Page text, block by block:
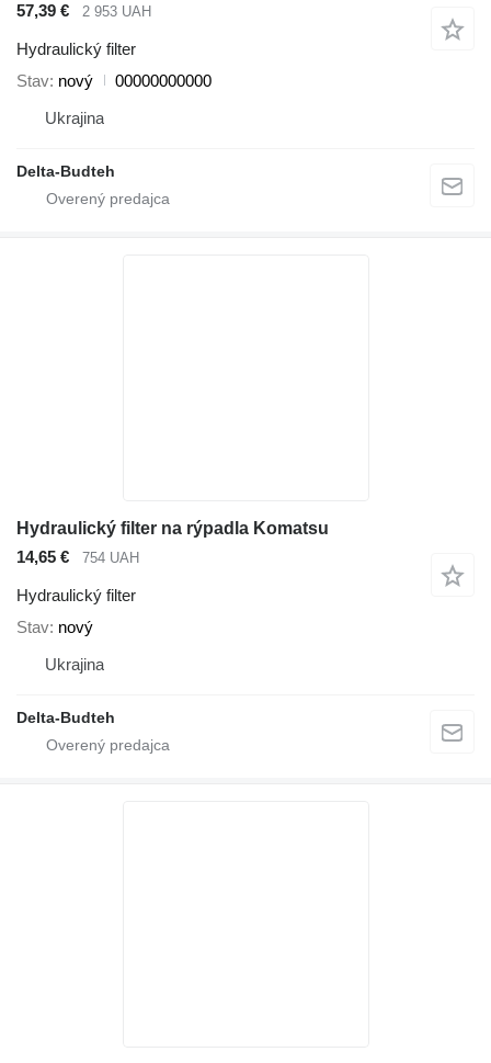
57,39 € 2 953 UAH
Hydraulický filter
Stav nový
00000000000
Ukrajina
Delta-Budteh
Hydraulický filter na rýpadla Komatsu
14,65 €
754 UAH
Hydraulický filter
Stav nový
Ukrajina
Delta-Budteh